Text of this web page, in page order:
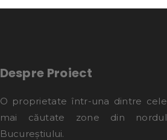
Despre Proiect
O proprietate într-una dintre cele
mai căutate zone din nordul
Bucureștiului.